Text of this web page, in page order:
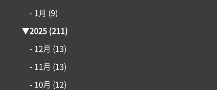
コンセプト
- 1月 (9)
▼2025(211)
- 12月 (13)
- 11月 (13)
- 10月 (12)